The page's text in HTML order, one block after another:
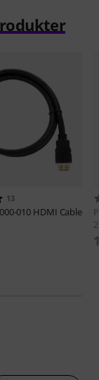
13
010 HDMI Cable